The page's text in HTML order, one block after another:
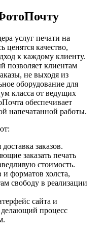
услуг печати на
ценятся качество,
к каждому клиенту.
позволяет клиентам
не выходя из
оборудование для
класса от ведущих
обеспечивает
напечатанной работы.
заказов.
заказать печать
стоимость.
форматов холста,
свободу в реализации
сайта и
процесс